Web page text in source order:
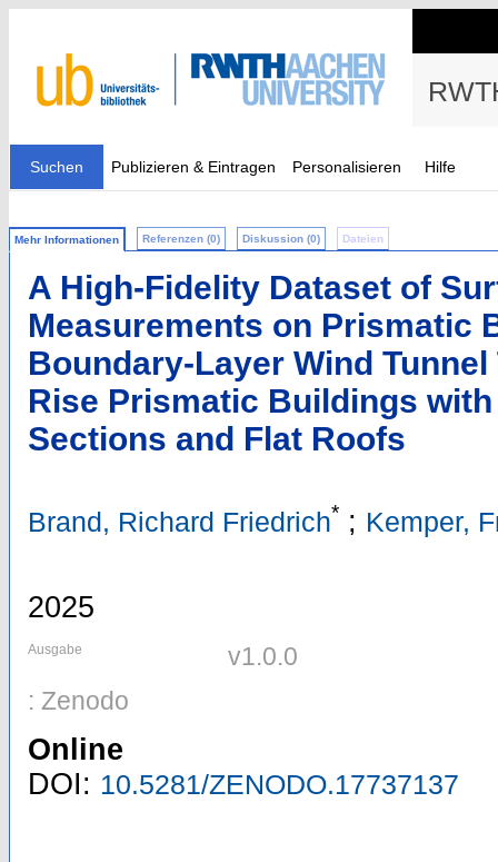
Suchen Publizieren & Eintragen Personalisieren Hilfe
Mehr Informationen Referenzen (0) Diskussion (0) Dateien
A High-Fidelity Dataset of
Measurements on Prismatic
Boundary-Layer Wind
Rise Prismatic Buildings
Sections and Flat Roofs
Brand, Richard Friedrich* ; Kemper,
2025
Ausgabe
v1.0.0
: Zenodo
Online
DOI: 10.5281/ZENODO.17737137